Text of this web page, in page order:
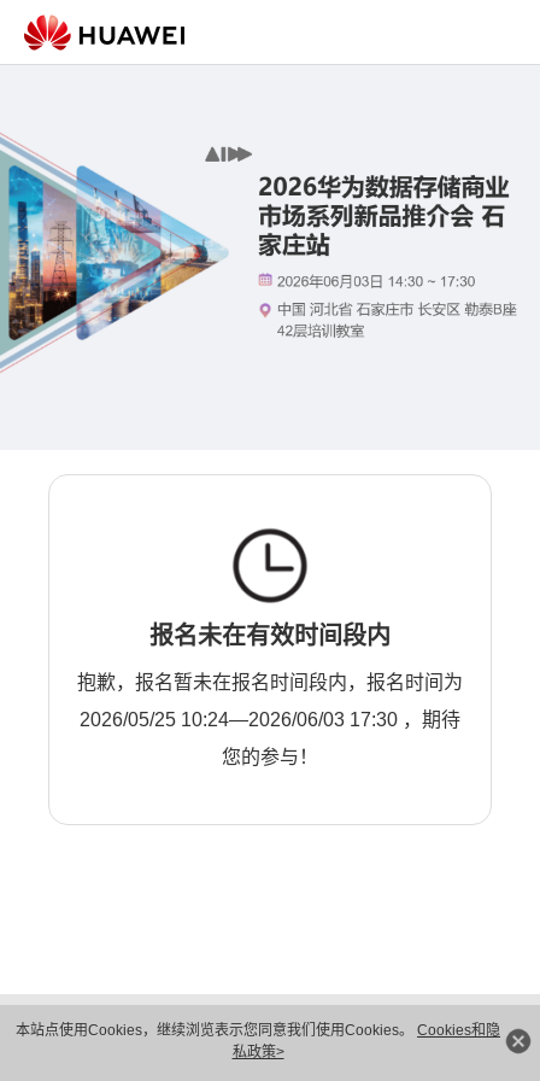
本站点使用Cookies，继续浏览表示您同意我们使用Cookies。 Cookies和隐
私政策>
报名未在有效时间段内
抱歉，报名暂未在报名时间段内，报名时间为
2026/05/25 10:24—2026/06/03 17:30 ，期待
您的参与！
隐私保护
法律声明